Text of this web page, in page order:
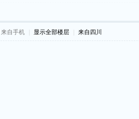
来自手机 显示全部楼层 来自四川